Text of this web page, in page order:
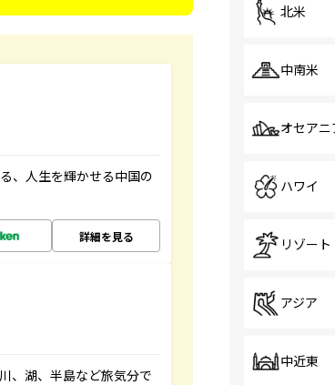
、人生を輝かせる中国の
詳細を見る
、湖、半島など旅気分で
北米
中南米
オセアニ
ハワイ
リゾート
アジア
中近東